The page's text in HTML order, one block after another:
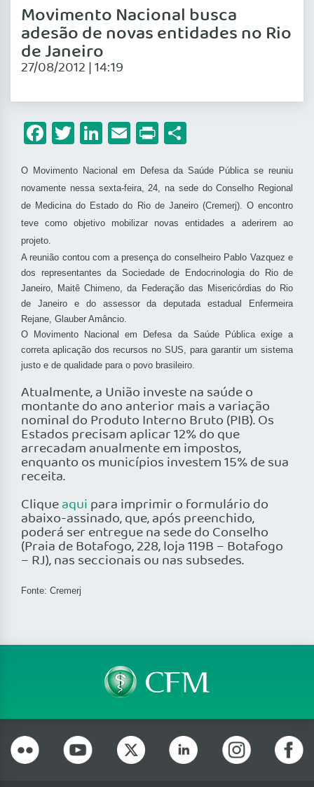
Movimento Nacional busca
adesão de novas entidades no Rio
de Janeiro
27/08/2012 | 14:19
Facebook
Twitter
LinkedIn
Email
Print
O Movimento Nacional em Defesa da Saúde Pública se reuniu
novamente nessa sexta-feira, 24, na sede do Conselho Regional
de Medicina do Estado do Rio de Janeiro (Cremerj). O encontro
teve como objetivo mobilizar novas entidades a aderirem ao
projeto.
A reunião contou com a presença do conselheiro Pablo Vazquez e
dos representantes da Sociedade de Endocrinologia do Rio de
Janeiro, Maitê Chimeno, da Federação das Misericórdias do Rio
de Janeiro e do assessor da deputada estadual Enfermeira
Rejane, Glauber Amâncio.
O Movimento Nacional em Defesa da Saúde Pública exige a
correta aplicação dos recursos no SUS, para garantir um sistema
justo e de qualidade para o povo brasileiro.
Atualmente, a União investe na saúde o
montante do ano anterior mais a variação
nominal do Produto Interno Bruto (PIB). Os
Estados precisam aplicar 12% do que
arrecadam anualmente em impostos,
enquanto os municípios investem 15% de sua
receita.
Cliqueaqui para imprimir o formulário do
abaixo-assinado, que, após preenchido,
poderá ser entregue na sede do Conselho
(Praia de Botafogo, 228, loja 119B – Botafogo
– RJ), nas seccionais ou nas subsedes.
Fonte: Cremerj